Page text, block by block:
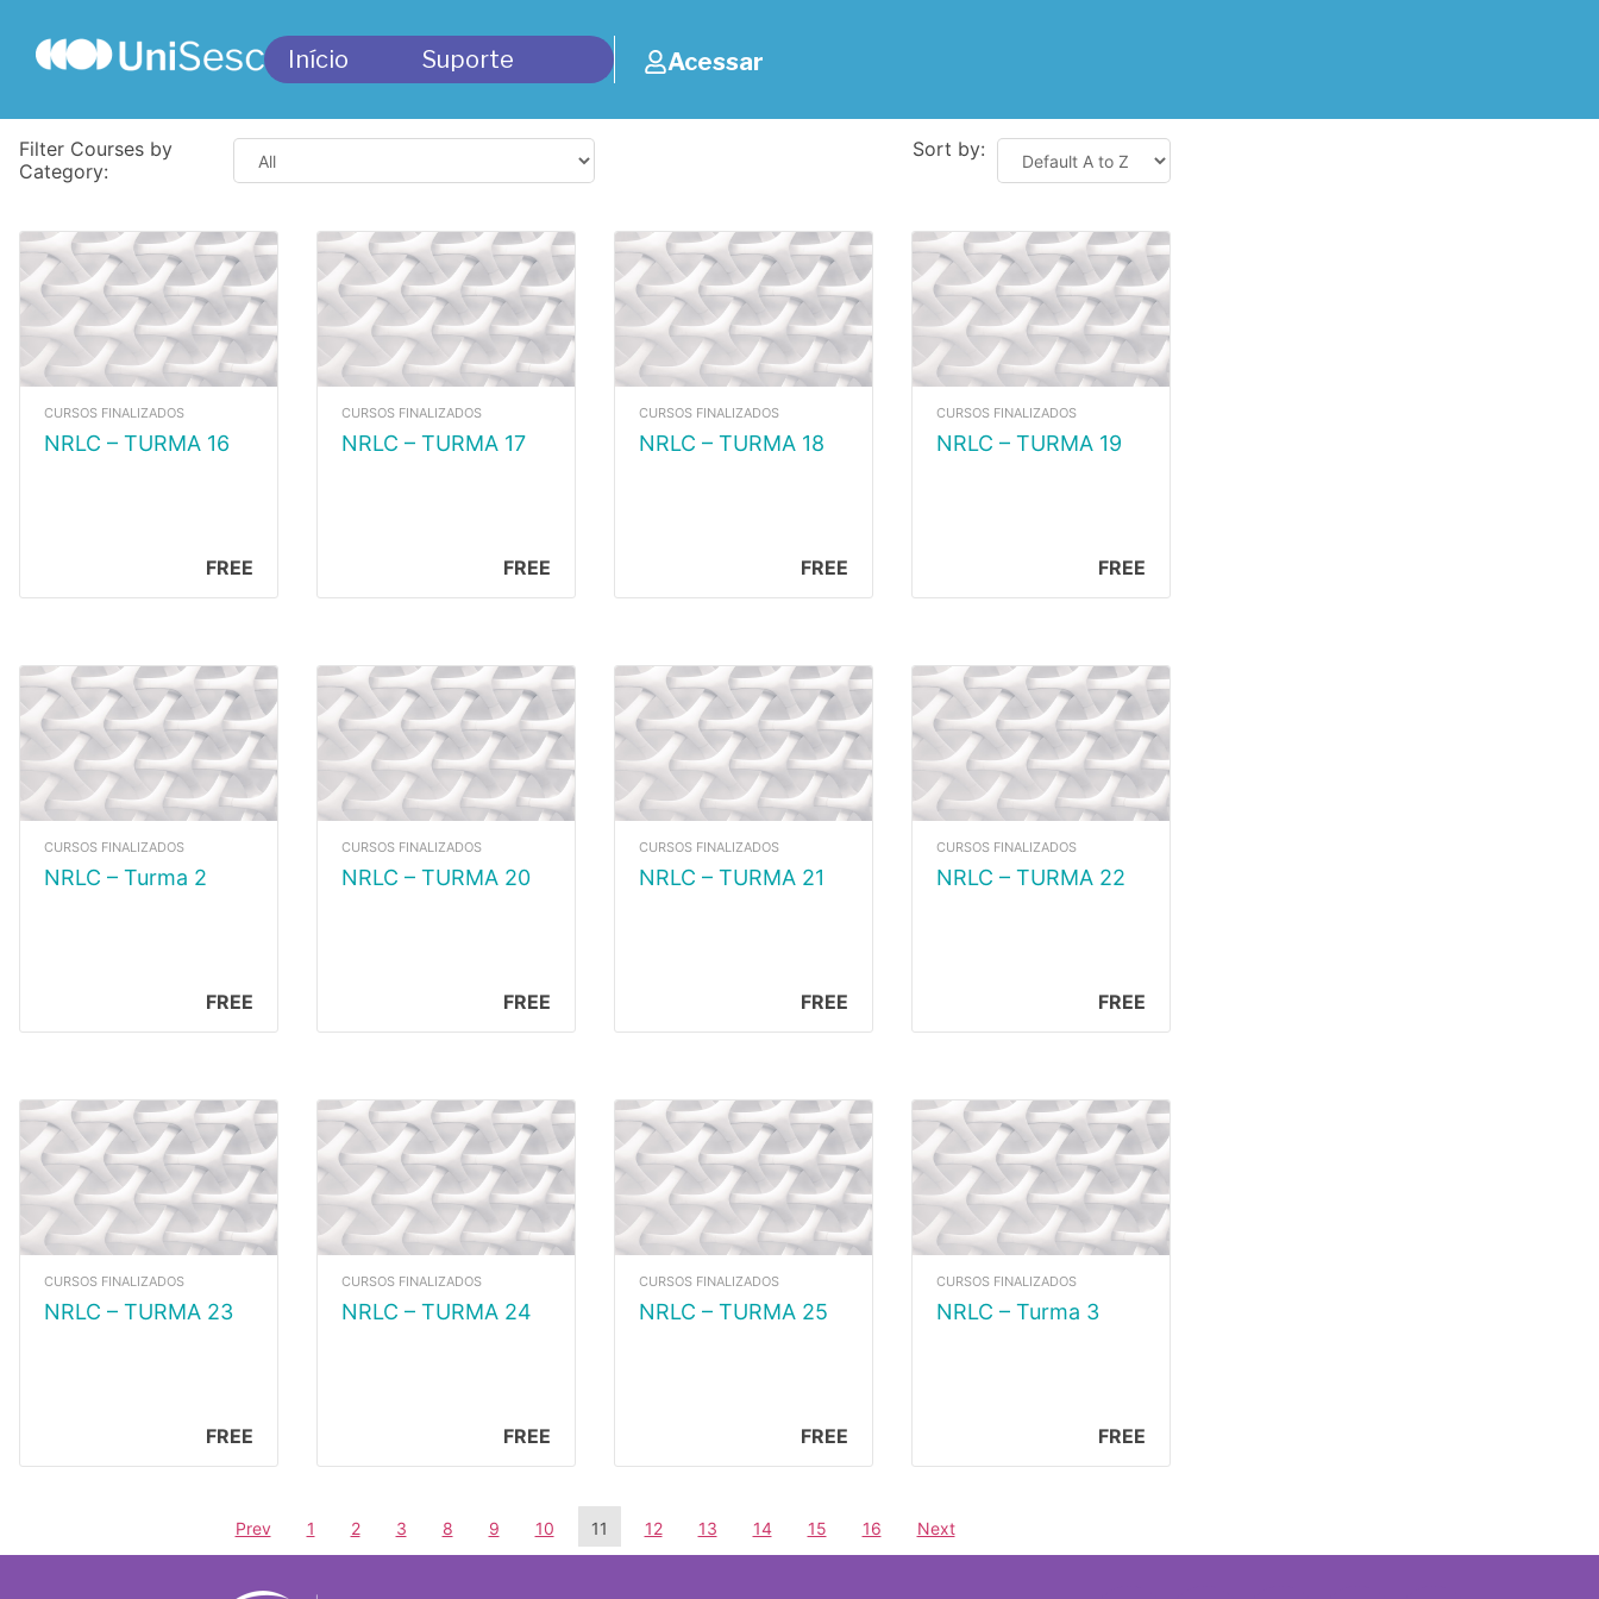
Início Suporte Acessar
Filter Courses by
Category:
Sort by:
CURSOS FINALIZADOS
NRLC – TURMA 16
FREE
CURSOS FINALIZADOS
NRLC – TURMA 17
FREE
CURSOS FINALIZADOS
NRLC – TURMA 18
FREE
CURSOS FINALIZADOS
NRLC – TURMA 19
FREE
CURSOS FINALIZADOS
NRLC – Turma 2
FREE
CURSOS FINALIZADOS
NRLC – TURMA 20
FREE
CURSOS FINALIZADOS
NRLC – TURMA 21
FREE
CURSOS FINALIZADOS
NRLC – TURMA 22
FREE
CURSOS FINALIZADOS
NRLC – TURMA 23
FREE
CURSOS FINALIZADOS
NRLC – TURMA 24
FREE
CURSOS FINALIZADOS
NRLC – TURMA 25
FREE
CURSOS FINALIZADOS
NRLC – Turma 3
FREE
Prev 1 2 3 8 9 10 11 12 13 14 15 16 Next